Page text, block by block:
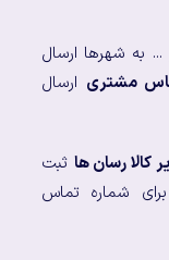
... به شهرها ارسال
مشتری ارسال
کالا رسان ها ثبت
شماره تماس